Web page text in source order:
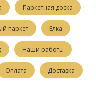
Паркетная доска
паркет Елка
Наши работы
Оплата Доставка